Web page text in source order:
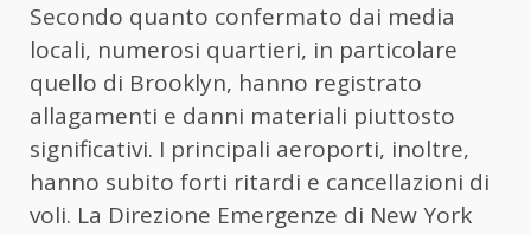
Secondo quanto confermato dai media
locali, numerosi quartieri, in particolare
quello di Brooklyn, hanno registrato
allagamenti e danni materiali piuttosto
significativi. I principali aeroporti, inoltre,
hanno subito forti ritardi e cancellazioni di
voli. La Direzione Emergenze di New York